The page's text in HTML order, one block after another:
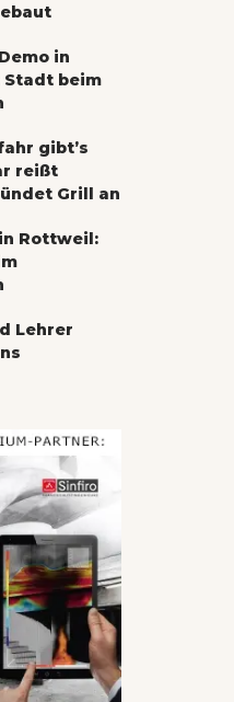
in
beim
gibt’s
reißt
Grill an
Rottweil:
Lehrer